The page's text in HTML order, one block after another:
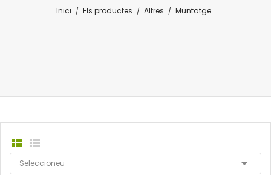
Inici Els productes Altres Muntatge
 
Seleccioneu 